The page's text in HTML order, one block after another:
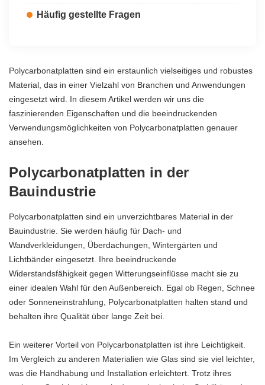
Häufig gestellte Fragen
Polycarbonatplatten sind ein erstaunlich vielseitiges und robustes
Material, das in einer Vielzahl von Branchen und Anwendungen
eingesetzt wird. In diesem Artikel werden wir uns die
faszinierenden Eigenschaften und die beeindruckenden
Verwendungsmöglichkeiten von Polycarbonatplatten genauer
ansehen.
Polycarbonatplatten in der
Bauindustrie
Polycarbonatplatten sind ein unverzichtbares Material in der
Bauindustrie. Sie werden häufig für Dach- und
Wandverkleidungen, Überdachungen, Wintergärten und
Lichtbänder eingesetzt. Ihre beeindruckende
Widerstandsfähigkeit gegen Witterungseinflüsse macht sie zu
einer idealen Wahl für den Außenbereich. Egal ob Regen, Schnee
oder Sonneneinstrahlung, Polycarbonatplatten halten stand und
behalten ihre Qualität über lange Zeit bei.
Ein weiterer Vorteil von Polycarbonatplatten ist ihre Leichtigkeit.
Im Vergleich zu anderen Materialien wie Glas sind sie viel leichter,
was die Handhabung und Installation erleichtert. Trotz ihres